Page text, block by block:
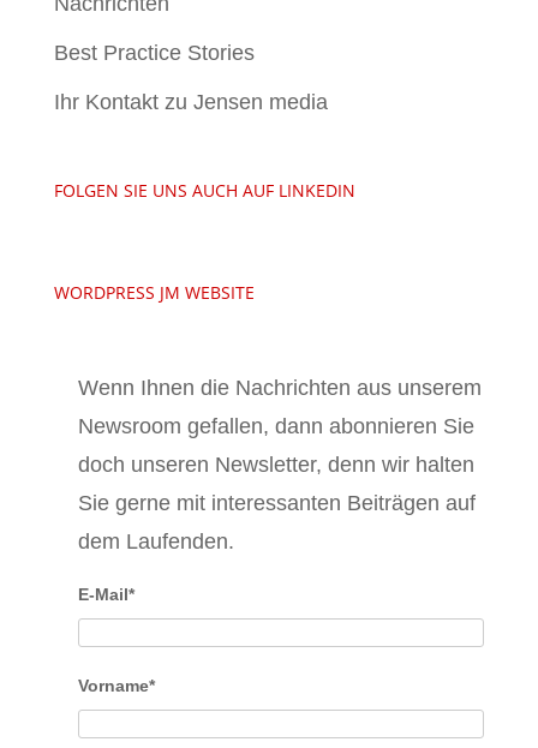
Best Practice Stories
Ihr Kontakt zu Jensen media
FOLGEN SIE UNS AUCH AUF LINKEDIN
WORDPRESS JM WEBSITE
Wenn Ihnen die Nachrichten aus unserem
Newsroom gefallen, dann abonnieren Sie
doch unseren Newsletter, denn wir halten
Sie gerne mit interessanten Beiträgen auf
dem Laufenden.
E-Mail*
Vorname*